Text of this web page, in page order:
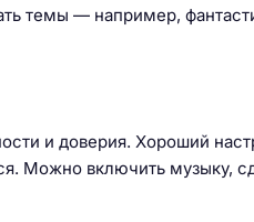
темы — например,
и доверия. Хороший
Можно включить музыку,